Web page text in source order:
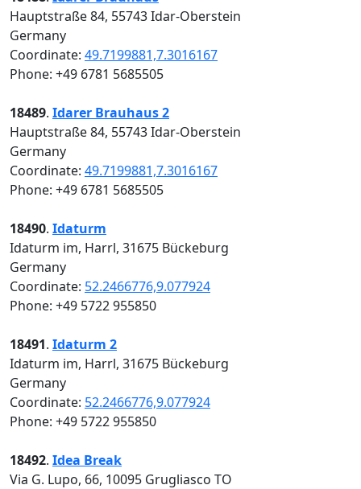
Hauptstraße 84, 55743 Idar-Oberstein
Germany
Coordinate: 49.7199881,7.3016167
Phone: +49 6781 5685505
18489. Idarer Brauhaus 2
Hauptstraße 84, 55743 Idar-Oberstein
Germany
Coordinate: 49.7199881,7.3016167
Phone: +49 6781 5685505
18490. Idaturm
Idaturm im, Harrl, 31675 Bückeburg
Germany
Coordinate: 52.2466776,9.077924
Phone: +49 5722 955850
18491. Idaturm 2
Idaturm im, Harrl, 31675 Bückeburg
Germany
Coordinate: 52.2466776,9.077924
Phone: +49 5722 955850
18492. Idea Break
Via G. Lupo, 66, 10095 Grugliasco TO